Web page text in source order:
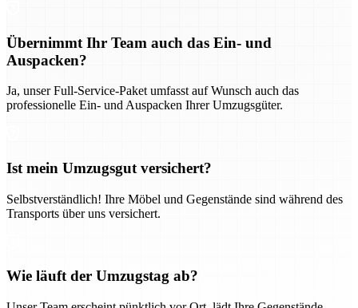
Übernimmt Ihr Team auch das Ein- und
Auspacken?
Ja, unser Full-Service-Paket umfasst auf Wunsch auch das
professionelle Ein- und Auspacken Ihrer Umzugsgüter.
Ist mein Umzugsgut versichert?
Selbstverständlich! Ihre Möbel und Gegenstände sind während des
Transports über uns versichert.
Wie läuft der Umzugstag ab?